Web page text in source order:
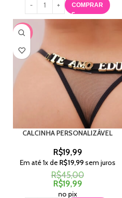
COMPRAR
-56%
CALCINHA PERSONALIZÁVEL
R$19,99
Em até1x de R$19,99sem juros
R$45,00
R$19,99
no pix